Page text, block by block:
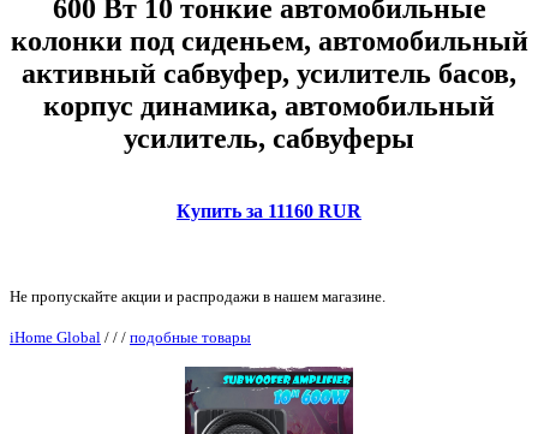
600 Вт 10 тонкие автомобильные
колонки под сиденьем, автомобильный
активный сабвуфер, усилитель басов,
корпус динамика, автомобильный
усилитель, сабвуферы
Купить за 11160 RUR
Не пропускайте акции и распродажи в нашем магазине.
iHome Global / / / подобные товары